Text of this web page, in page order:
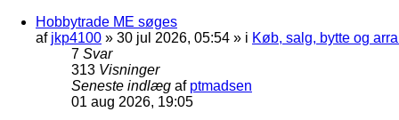
Hobbytrade ME søges
af jkp4100 » 30 jul 2026, 05:54 » i Køb, salg, bytte og
7 Svar
313 Visninger
Seneste indlæg af ptmadsen
01 aug 2026, 19:05